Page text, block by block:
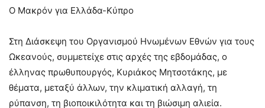
Ο Μακρόν για Ελλάδα-Κύπρο
Στη Διάσκεψη του Οργανισμού Ηνωμένων Εθνών για τους
Ωκεανούς, συμμετείχε στις αρχές της εβδομάδας, ο
έλληνας πρωθυπουργός, Κυριάκος Μητσοτάκης, με
θέματα, μεταξύ άλλων, την κλιματική αλλαγή, τη
ρύπανση, τη βιοποικιλότητα και τη βιώσιμη αλιεία.